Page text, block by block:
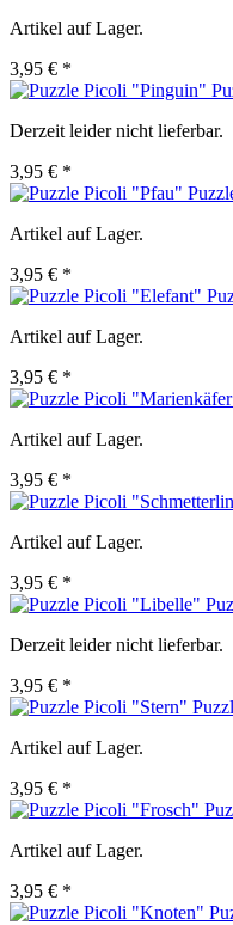
Artikel auf Lager.
3,95 € *
Derzeit leider nicht lieferbar.
3,95 € *
Artikel auf Lager.
3,95 € *
Artikel auf Lager.
3,95 € *
Artikel auf Lager.
3,95 € *
Artikel auf Lager.
3,95 € *
Derzeit leider nicht lieferbar.
3,95 € *
Artikel auf Lager.
3,95 € *
Artikel auf Lager.
3,95 € *